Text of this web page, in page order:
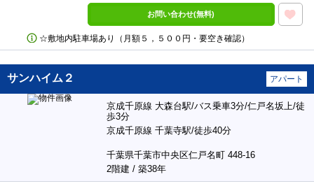
お問い合わせ(無料)
☆敷地内駐車場あり（月額５，５００円・要空き確認）
サンハイム２ アパート
京成千原線 大森台駅/バス乗車3分/仁戸名坂上/徒
歩3分
京成千原線 千葉寺駅/徒歩40分
千葉県千葉市中央区仁戸名町 448-16
2階建 / 築38年